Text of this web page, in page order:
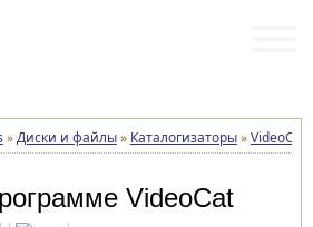
»Диски и файлы» Каталогизаторы»VideoCat
VideoCat